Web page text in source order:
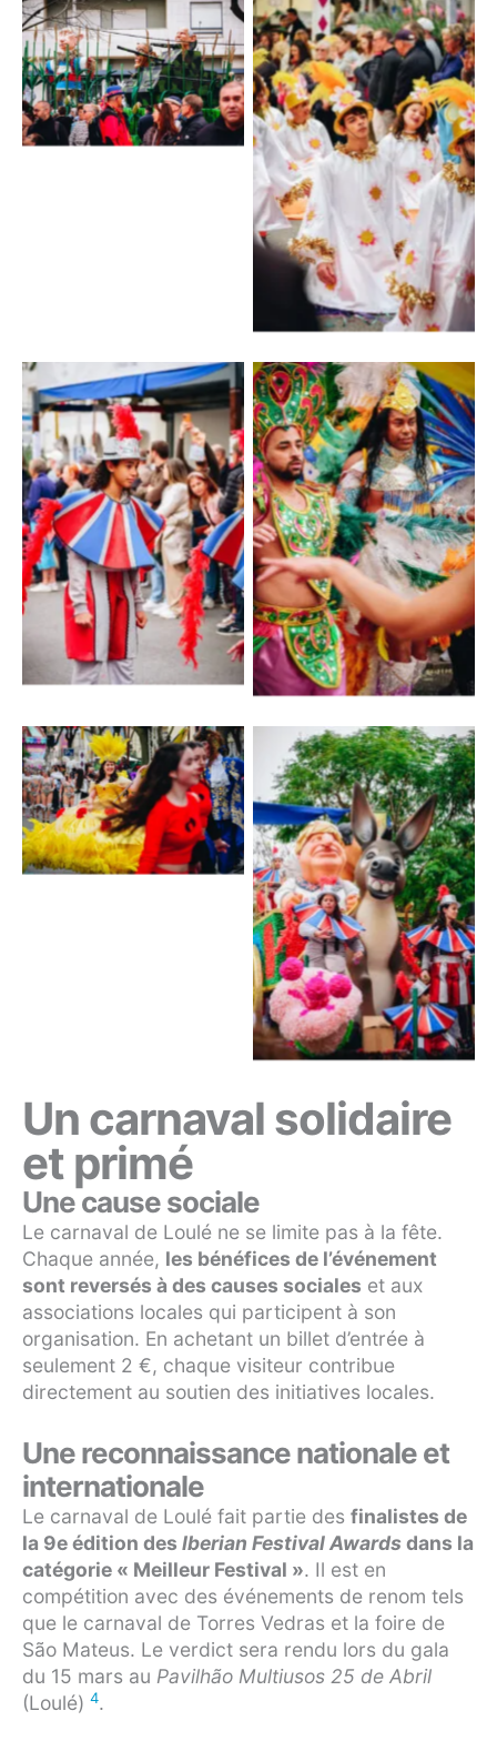
Un carnaval solidaire
et primé
Une cause sociale
Le carnaval de Loulé ne se limite pas à la fête.
Chaque année, les bénéfices de l’événement
sont reversés à des causes sociales et aux
associations locales qui participent à son
organisation. En achetant un billet d’entrée à
seulement 2 €, chaque visiteur contribue
directement au soutien des initiatives locales.
Une reconnaissance nationale et
internationale
Le carnaval de Loulé fait partie des finalistes de
la 9e édition des Iberian Festival Awardsdans la
catégorie « Meilleur Festival ». Il est en
compétition avec des événements de renom tels
que le carnaval de Torres Vedras et la foire de
São Mateus. Le verdict sera rendu lors du gala
du 15 mars au Pavilhão Multiusos 25 de Abril
(Loulé) 4.